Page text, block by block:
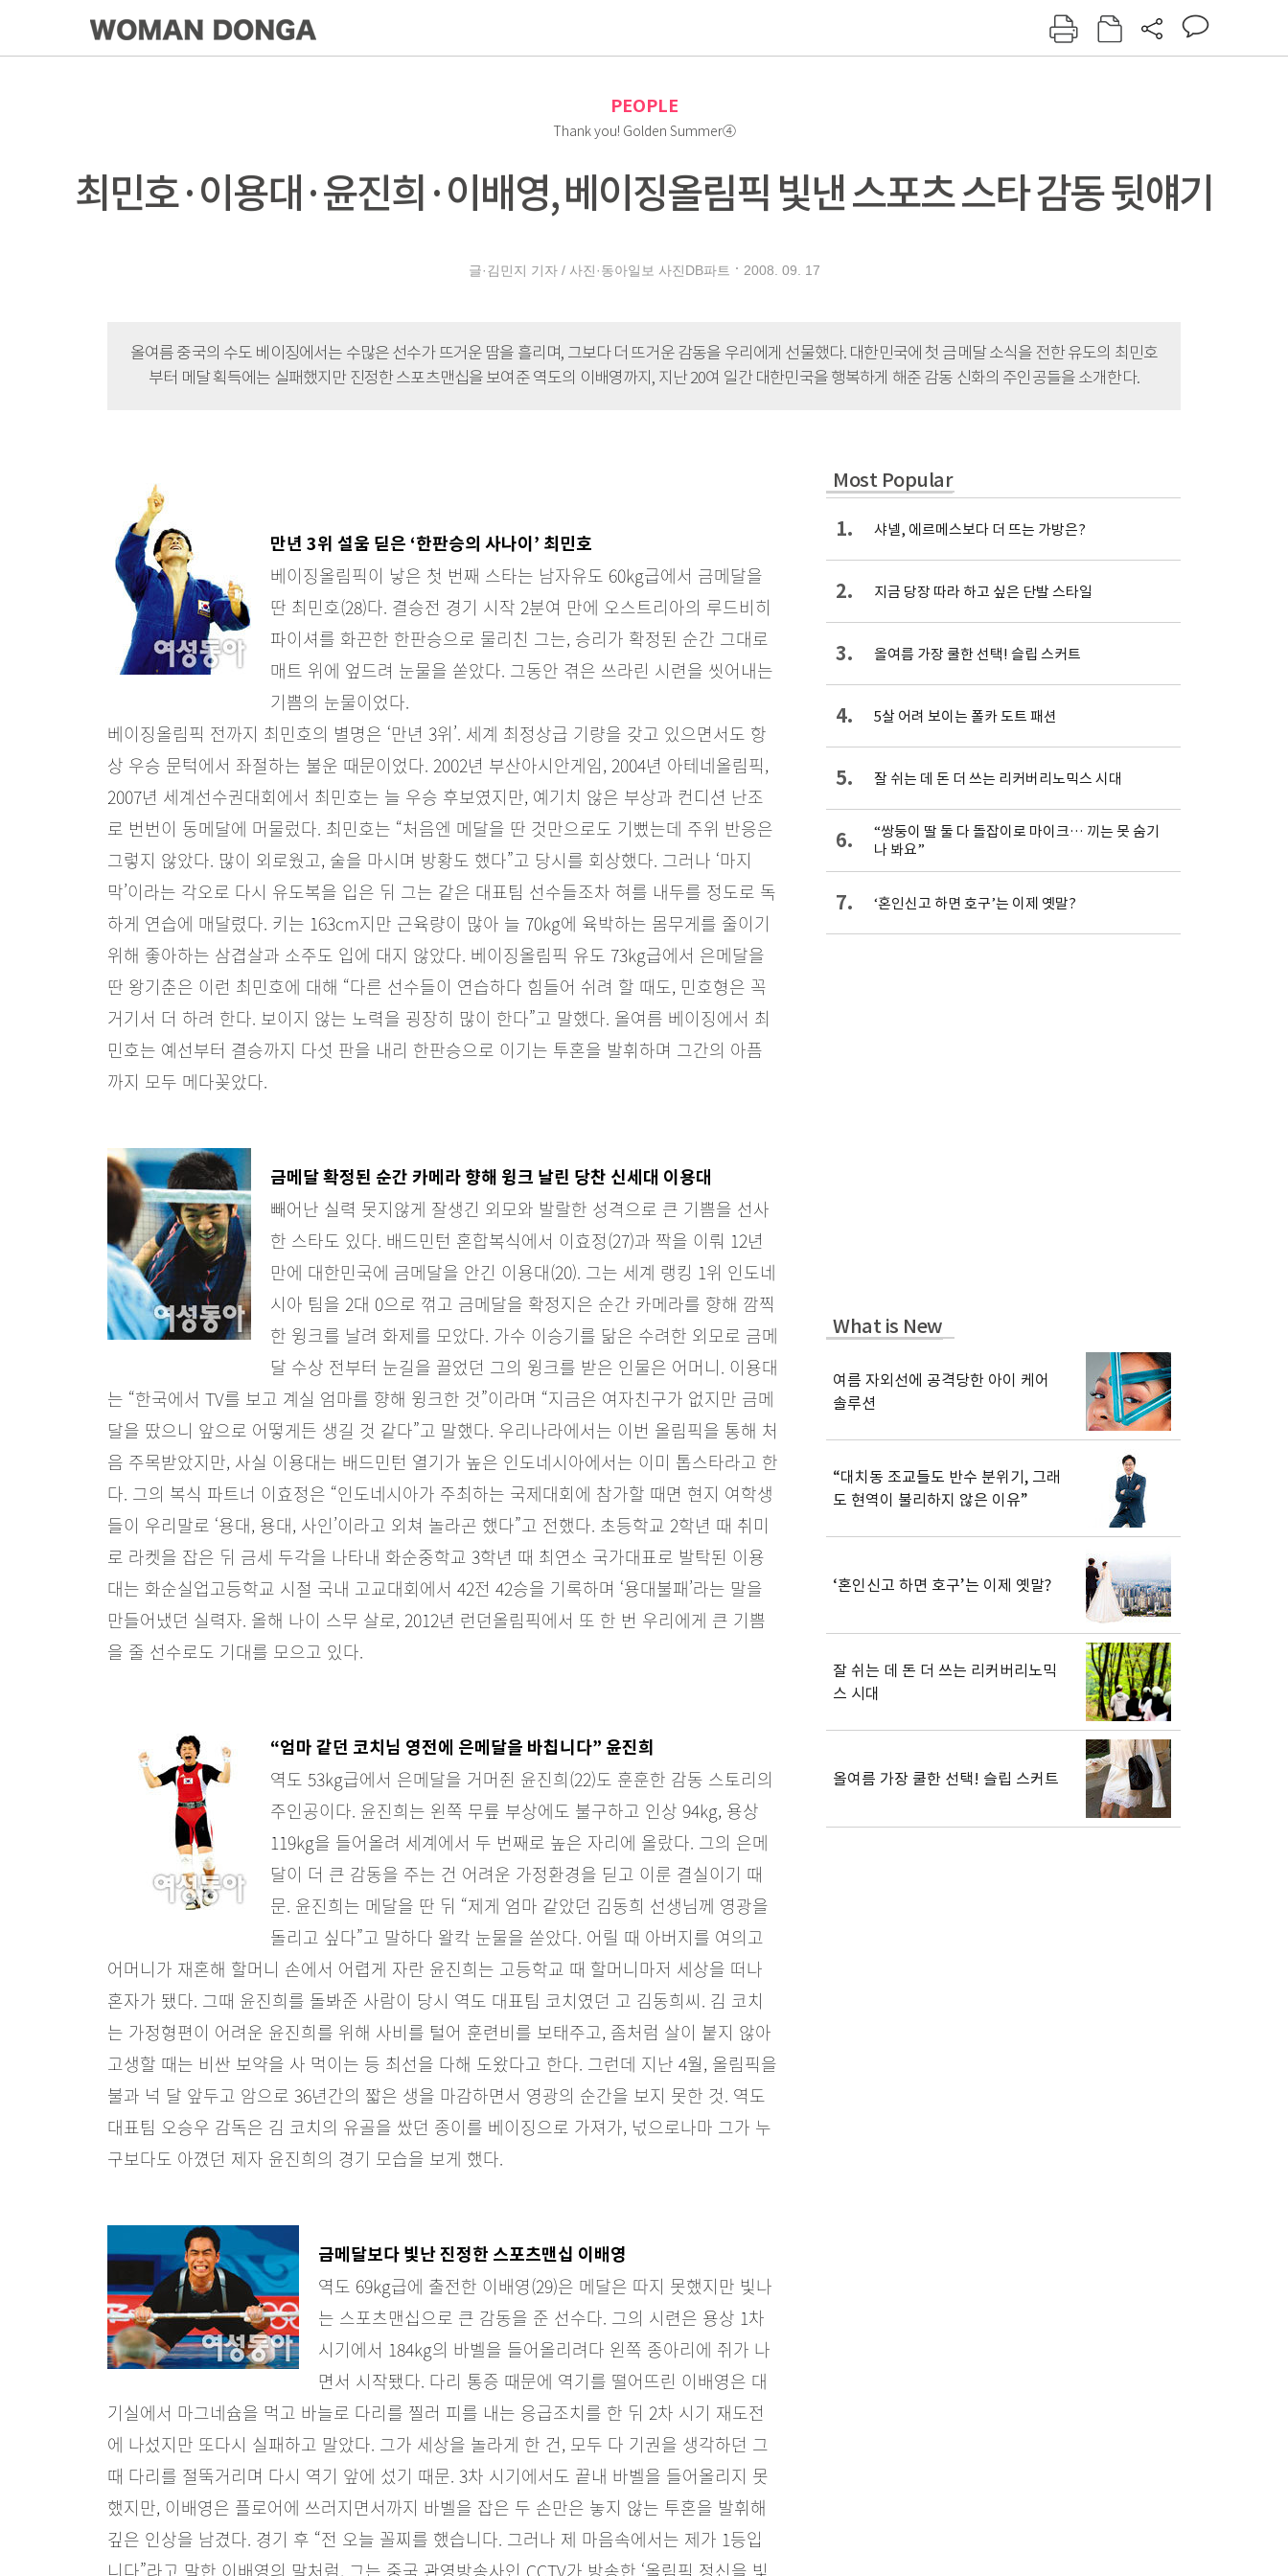
여성동아 동아일보
PEOPLE
Thank you! Golden Summer④
최민호·이용대·윤진희·이배영, 베이징올림픽 빛낸 스포츠 스타 감동 뒷얘기
글·김민지 기자 / 사진·동아일보 사진DB파트 2008. 09. 17
올여름 중국의 수도 베이징에서는 수많은 선수가 뜨거운 땀을 흘리며, 그보다 더 뜨거운 감동을 우리에게 선물했다. 대한민국에 첫 금메달 소식을 전한 유도의 최민호
부터 메달 획득에는 실패했지만 진정한 스포츠맨십을 보여준 역도의 이배영까지, 지난 20여 일간 대한민국을 행복하게 해준 감동 신화의 주인공들을 소개한다.
만년 3위 설움 딛은 ‘한판승의 사나이’ 최민호
베이징올림픽이 낳은 첫 번째 스타는 남자유도 60kg급에서 금메달을
딴 최민호(28)다. 결승전 경기 시작 2분여 만에 오스트리아의 루드비히
파이셔를 화끈한 한판승으로 물리친 그는, 승리가 확정된 순간 그대로
매트 위에 엎드려 눈물을 쏟았다. 그동안 겪은 쓰라린 시련을 씻어내는
기쁨의 눈물이었다.
베이징올림픽 전까지 최민호의 별명은 ‘만년 3위’. 세계 최정상급 기량을 갖고 있으면서도 항
상 우승 문턱에서 좌절하는 불운 때문이었다. 2002년 부산아시안게임, 2004년 아테네올림픽,
2007년 세계선수권대회에서 최민호는 늘 우승 후보였지만, 예기치 않은 부상과 컨디션 난조
로 번번이 동메달에 머물렀다. 최민호는 “처음엔 메달을 딴 것만으로도 기뻤는데 주위 반응은
그렇지 않았다. 많이 외로웠고, 술을 마시며 방황도 했다”고 당시를 회상했다. 그러나 ‘마지
막’이라는 각오로 다시 유도복을 입은 뒤 그는 같은 대표팀 선수들조차 혀를 내두를 정도로 독
하게 연습에 매달렸다. 키는 163cm지만 근육량이 많아 늘 70kg에 육박하는 몸무게를 줄이기
위해 좋아하는 삼겹살과 소주도 입에 대지 않았다. 베이징올림픽 유도 73kg급에서 은메달을
딴 왕기춘은 이런 최민호에 대해 “다른 선수들이 연습하다 힘들어 쉬려 할 때도, 민호형은 꼭
거기서 더 하려 한다. 보이지 않는 노력을 굉장히 많이 한다”고 말했다. 올여름 베이징에서 최
민호는 예선부터 결승까지 다섯 판을 내리 한판승으로 이기는 투혼을 발휘하며 그간의 아픔
까지 모두 메다꽂았다.
금메달 확정된 순간 카메라 향해 윙크 날린 당찬 신세대 이용대
빼어난 실력 못지않게 잘생긴 외모와 발랄한 성격으로 큰 기쁨을 선사
한 스타도 있다. 배드민턴 혼합복식에서 이효정(27)과 짝을 이뤄 12년
만에 대한민국에 금메달을 안긴 이용대(20). 그는 세계 랭킹 1위 인도네
시아 팀을 2대 0으로 꺾고 금메달을 확정지은 순간 카메라를 향해 깜찍
한 윙크를 날려 화제를 모았다. 가수 이승기를 닮은 수려한 외모로 금메
달 수상 전부터 눈길을 끌었던 그의 윙크를 받은 인물은 어머니. 이용대
는 “한국에서 TV를 보고 계실 엄마를 향해 윙크한 것”이라며 “지금은 여자친구가 없지만 금메
달을 땄으니 앞으로 어떻게든 생길 것 같다”고 말했다. 우리나라에서는 이번 올림픽을 통해 처
음 주목받았지만, 사실 이용대는 배드민턴 열기가 높은 인도네시아에서는 이미 톱스타라고 한
다. 그의 복식 파트너 이효정은 “인도네시아가 주최하는 국제대회에 참가할 때면 현지 여학생
들이 우리말로 ‘용대, 용대, 사인’이라고 외쳐 놀라곤 했다”고 전했다. 초등학교 2학년 때 취미
로 라켓을 잡은 뒤 금세 두각을 나타내 화순중학교 3학년 때 최연소 국가대표로 발탁된 이용
대는 화순실업고등학교 시절 국내 고교대회에서 42전 42승을 기록하며 ‘용대불패’라는 말을
만들어냈던 실력자. 올해 나이 스무 살로, 2012년 런던올림픽에서 또 한 번 우리에게 큰 기쁨
을 줄 선수로도 기대를 모으고 있다.
“엄마 같던 코치님 영전에 은메달을 바칩니다” 윤진희
역도 53kg급에서 은메달을 거머쥔 윤진희(22)도 훈훈한 감동 스토리의
주인공이다. 윤진희는 왼쪽 무릎 부상에도 불구하고 인상 94kg, 용상
119kg을 들어올려 세계에서 두 번째로 높은 자리에 올랐다. 그의 은메
달이 더 큰 감동을 주는 건 어려운 가정환경을 딛고 이룬 결실이기 때
문. 윤진희는 메달을 딴 뒤 “제게 엄마 같았던 김동희 선생님께 영광을
돌리고 싶다”고 말하다 왈칵 눈물을 쏟았다. 어릴 때 아버지를 여의고
어머니가 재혼해 할머니 손에서 어렵게 자란 윤진희는 고등학교 때 할머니마저 세상을 떠나
혼자가 됐다. 그때 윤진희를 돌봐준 사람이 당시 역도 대표팀 코치였던 고 김동희씨. 김 코치
는 가정형편이 어려운 윤진희를 위해 사비를 털어 훈련비를 보태주고, 좀처럼 살이 붙지 않아
고생할 때는 비싼 보약을 사 먹이는 등 최선을 다해 도왔다고 한다. 그런데 지난 4월, 올림픽을
불과 넉 달 앞두고 암으로 36년간의 짧은 생을 마감하면서 영광의 순간을 보지 못한 것. 역도
대표팀 오승우 감독은 김 코치의 유골을 쌌던 종이를 베이징으로 가져가, 넋으로나마 그가 누
구보다도 아꼈던 제자 윤진희의 경기 모습을 보게 했다.
금메달보다 빛난 진정한 스포츠맨십 이배영
역도 69kg급에 출전한 이배영(29)은 메달은 따지 못했지만 빛나
는 스포츠맨십으로 큰 감동을 준 선수다. 그의 시련은 용상 1차
시기에서 184kg의 바벨을 들어올리려다 왼쪽 종아리에 쥐가 나
면서 시작됐다. 다리 통증 때문에 역기를 떨어뜨린 이배영은 대
기실에서 마그네슘을 먹고 바늘로 다리를 찔러 피를 내는 응급조치를 한 뒤 2차 시기 재도전
에 나섰지만 또다시 실패하고 말았다. 그가 세상을 놀라게 한 건, 모두 다 기권을 생각하던 그
때 다리를 절뚝거리며 다시 역기 앞에 섰기 때문. 3차 시기에서도 끝내 바벨을 들어올리지 못
했지만, 이배영은 플로어에 쓰러지면서까지 바벨을 잡은 두 손만은 놓지 않는 투혼을 발휘해
깊은 인상을 남겼다. 경기 후 “전 오늘 꼴찌를 했습니다. 그러나 제 마음속에서는 제가 1등입
니다”라고 말한 이배영의 말처럼, 그는 중국 관영방송사인 CCTV가 방송한 ‘올림픽 정신을 빛
Most Popular
1.
샤넬, 에르메스보다 더 뜨는 가방은?
2. 지금 당장 따라 하고 싶은 단발 스타일
3. 올여름 가장 쿨한 선택! 슬립 스커트
4. 5살 어려 보이는 폴카 도트 패션
5. 잘 쉬는 데 돈 더 쓰는 리커버리노믹스 시대
6.
“쌍둥이 딸 둘 다 돌잡이로 마이크… 끼는 못 숨기
나 봐요”
7. ‘혼인신고 하면 호구’는 이제 옛말?
What is New
여름 자외선에 공격당한 아이 케어
솔루션
“대치동 조교들도 반수 분위기, 그래
도 현역이 불리하지 않은 이유”
‘혼인신고 하면 호구’는 이제 옛말?
잘 쉬는 데 돈 더 쓰는 리커버리노믹
스 시대
올여름 가장 쿨한 선택! 슬립 스커트